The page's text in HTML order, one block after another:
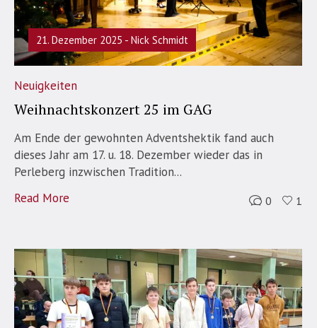
21. Dezember 2025 Nick Schmidt
Neuigkeiten
Weihnachtskonzert 25 im GAG
Am Ende der gewohnten Adventshektik fand auch
dieses Jahr am 17. u. 18. Dezember wieder das in
Perleberg inzwischen Tradition...
Read More
0 1